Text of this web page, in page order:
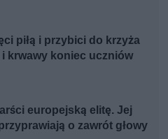
piłą i przybici do krzyża
i krwawy koniec uczniów
europejską elitę. Jej
o zawrót głowy